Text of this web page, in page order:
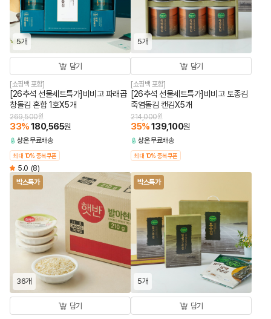
5개
담기
[쇼핑백 포함]
[26추석 선물세트특가]비비고 파래곱
창돌김 혼합 1호X5개
269,500원
33%180,565원
상온무료배송
최대 10% 중복쿠폰
5.0 (8)
5개
담기
[쇼핑백 포함]
[26추석 선물세트특가]비비고 토종김
죽염돌김 캔김X5개
214,000원
35%139,100원
상온무료배송
최대 10% 중복쿠폰
박스특가
36개
담기
박스특가
5개
담기